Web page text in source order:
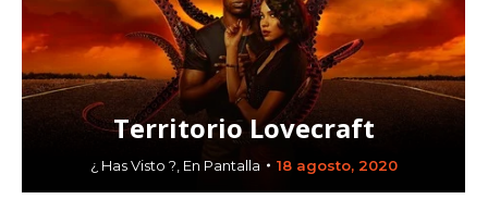
Territorio Lovecraft
¿ Has Visto ? En Pantalla 18 agosto, 2020